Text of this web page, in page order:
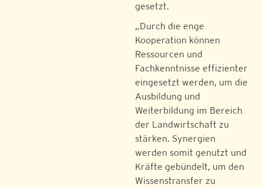
gesetzt.
„Durch die enge
Kooperation können
Ressourcen und
Fachkenntnisse effizienter
eingesetzt werden, um die
Ausbildung und
Weiterbildung im Bereich
der Landwirtschaft zu
stärken. Synergien
werden somit genutzt und
Kräfte gebündelt, um den
Wissenstransfer zu